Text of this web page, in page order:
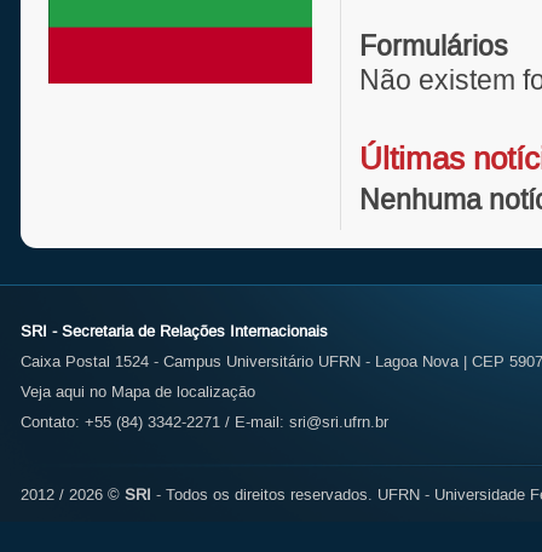
Formulários
Não existem
Últimas
Nenhuma
SRI - Secretaria de Relações Internacionais
Caixa Postal 1524 - Campus Universitário UFRN - Lagoa Nova | CEP
Veja aqui no Mapa de localização
Contato: +55 (84) 3342-2271 / E-mail: sri@sri.ufrn.br
2012 / 2026 © SRI - Todos os direitos reservados. UFRN - Universidade